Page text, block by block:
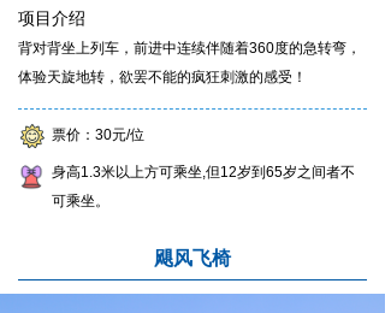
项目介绍
背对背坐上列车，前进中连续伴随着360度的急转弯，
体验天旋地转，欲罢不能的疯狂刺激的感受！
票价：30元/位
身高1.3米以上方可乘坐,但12岁到65岁之间者不
可乘坐。
飓风飞椅